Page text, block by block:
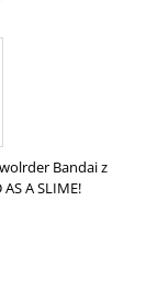
Bandai z
A SLIME!